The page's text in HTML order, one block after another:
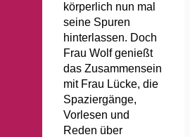
körperlich nun mal
seine Spuren
hinterlassen. Doch
Frau Wolf genießt
das Zusammensein
mit Frau Lücke, die
Spaziergänge,
Vorlesen und
Reden über